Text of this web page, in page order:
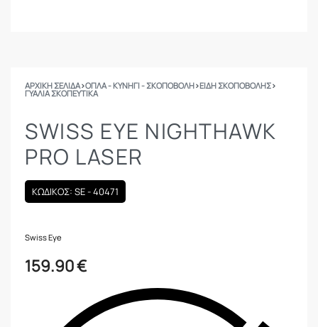
ΑΡΧΙΚΉ ΣΕΛΊΔΑ›ΟΠΛΑ - ΚΥΝΗΓΙ - ΣΚΟΠΟΒΟΛΗ›ΕΙΔΗ ΣΚΟΠΟΒΟΛΗΣ›
ΓΥΑΛΙΆ ΣΚΟΠΕΥΤΙΚΆ
SWISS EYE NIGHTHAWK
PRO LASER
ΚΩΔΙΚΟΣ: SE - 40471
Swiss Eye
159.90€